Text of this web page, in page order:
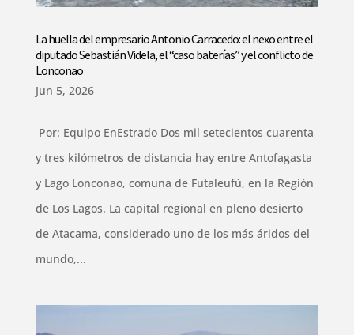
La huella del empresario Antonio Carracedo: el nexo entre el
diputado Sebastián Videla, el “caso baterías” y el conflicto de
Lonconao
Jun 5, 2026
Por: Equipo EnEstrado Dos mil setecientos cuarenta
y tres kilómetros de distancia hay entre Antofagasta
y Lago Lonconao, comuna de Futaleufú, en la Región
de Los Lagos. La capital regional en pleno desierto
de Atacama, considerado uno de los más áridos del
mundo,...